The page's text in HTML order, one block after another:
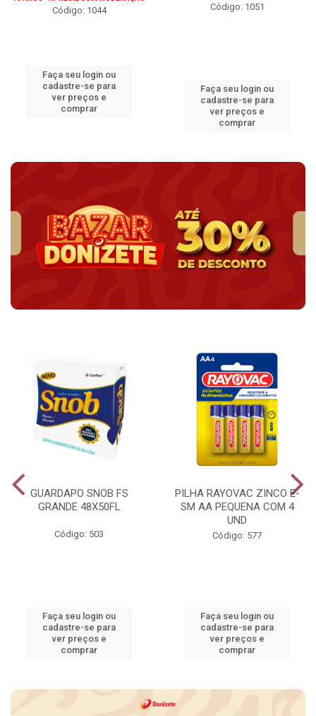
Código: 1044
Faça seu login ou
cadastre-se para
ver preços e
comprar
Código: 1051
Faça seu login ou
cadastre-se para
ver preços e
comprar
GUARDAPO SNOB FS
GRANDE 48X50FL
Código: 503
Faça seu login ou
cadastre-se para
ver preços e
comprar
PILHA RAYOVAC ZINCO E-
SM AA PEQUENA COM 4
UND
Código: 577
Faça seu login ou
cadastre-se para
ver preços e
comprar